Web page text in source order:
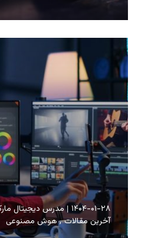
۱۴۰۴-۰۱-۲۸ مدرس دیجیتال
آخرین مقالات
هوش مصنوعی